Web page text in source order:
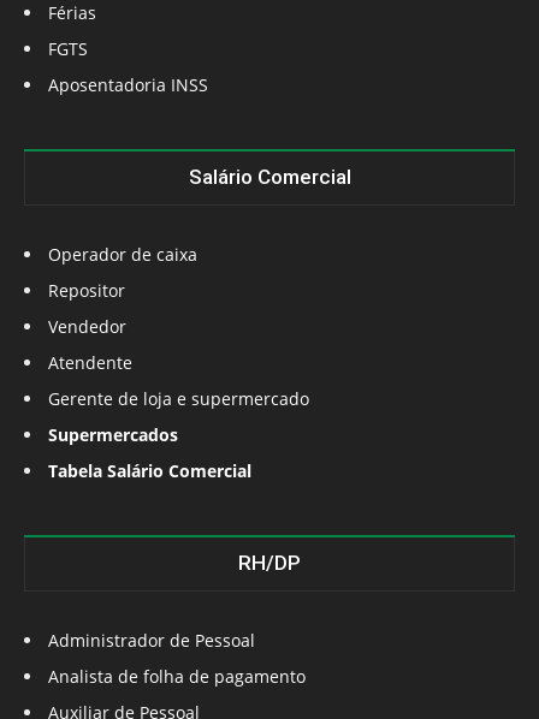
Férias
FGTS
Aposentadoria INSS
Salário Comercial
Operador de caixa
Repositor
Vendedor
Atendente
Gerente de loja e supermercado
Supermercados
Tabela Salário Comercial
RH/DP
Administrador de Pessoal
Analista de folha de pagamento
Auxiliar de Pessoal